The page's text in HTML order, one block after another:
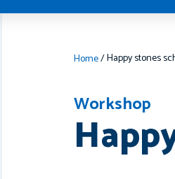
Home/Happy stones
Workshop